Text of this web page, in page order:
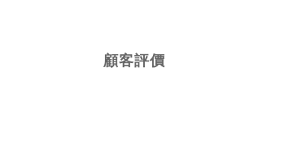
顧客評價